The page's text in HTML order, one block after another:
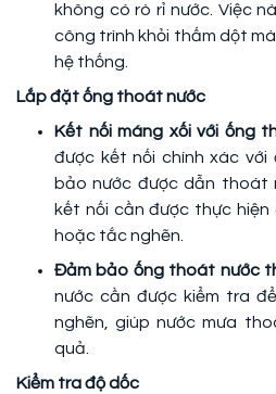
không có rò rỉ nước. Việc
công trình khỏi thấm dột
hệ thống.
Lắp đặt ống thoát nước
Kết nối máng xối với ống
được kết nối chính xác
bảo nước được dẫn thoát
kết nối cần được thực
hoặc tắc nghẽn.
Đảm bảo ống thoát nước
nước cần được kiểm tra
nghẽn, giúp nước mưa
quả.
Kiểm tra độ dốc